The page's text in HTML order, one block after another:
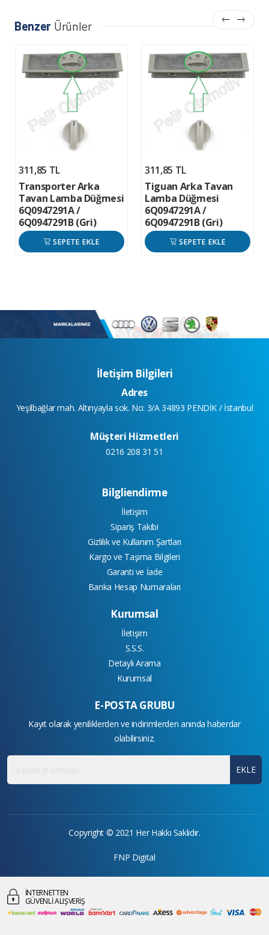
Benzer Ürünler
311,85 TL
Transporter Arka
Tavan Lamba Düğmesi
6Q0947291A /
6Q0947291B (Gri)
SEPETE EKLE
311,85 TL
Tiguan Arka Tavan
Lamba Düğmesi
6Q0947291A /
6Q0947291B (Gri)
SEPETE EKLE
İletişim Bilgileri
Adres
Yeşilbağlar mah. Altınyayla sok. No: 3/A 34893 PENDİK / İstanbul
Müşteri Hizmetleri
0216 208 31 51
Bilgliendirme
İletişim
Sipariş Takibi
Gizlilik ve Kullanım Şartları
Kargo ve Taşıma Bilgileri
Garanti ve İade
Banka Hesap Numaraları
Kurumsal
İletişim
S.S.S.
Detaylı Arama
Kurumsal
E-POSTA GRUBU
Kayıt olarak yeniliklerden ve indirimlerden anında haberdar
olabilirsiniz.
EKLE
Copyright © 2021 Her Hakkı Saklıdır.
FNP Digital
İNTERNETTEN
GÜVENLİ ALIŞVERİŞ